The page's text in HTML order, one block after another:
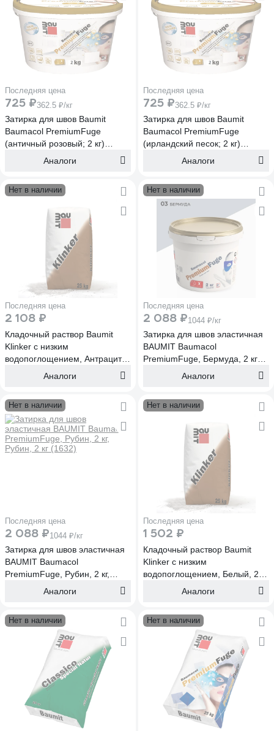
Последняя цена
725 ₽362.5 ₽/кг
Затирка для швов Baumit
Baumacol PremiumFuge
(античный розовый; 2 кг)
4612741800984
Аналоги
Последняя цена
725 ₽362.5 ₽/кг
Затирка для швов Baumit
Baumacol PremiumFuge
(ирландский песок; 2 кг)
4612741800977
Аналоги
Нет в наличии
Последняя цена
2 108 ₽
Кладочный раствор Baumit
Klinker c низким
водопоглощением, Антрацит,
25 кг Baumit Klinker, Антрацит,
Аналоги
Нет в наличии
Последняя цена
2 088 ₽1044 ₽/кг
Затирка для швов эластичная
BAUMIT Baumacol
PremiumFuge, Бермуда, 2 кг
Аналоги
Нет в наличии
Последняя цена
2 088 ₽1044 ₽/кг
Затирка для швов эластичная
BAUMIT Baumacol
PremiumFuge, Рубин, 2 кг,
Рубин, 2 кг (1632)
Аналоги
Нет в наличии
Последняя цена
1 502 ₽
Кладочный раствор Baumit
Klinker c низким
водопоглощением, Белый, 25
кг Baumit Klinker, Белый, 25 кг
Аналоги
Нет в наличии Нет в наличии